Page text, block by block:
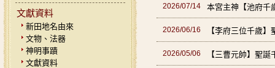
文獻資料
新田地名由來
文物、法器
神明事蹟
文獻資料
2026/07/14 本宮主神【池府千
2026/06/16 【李府三位千歲】
2026/05/06 【三曹元帥】聖誕